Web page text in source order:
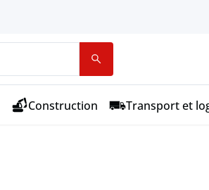
Construction Transport et